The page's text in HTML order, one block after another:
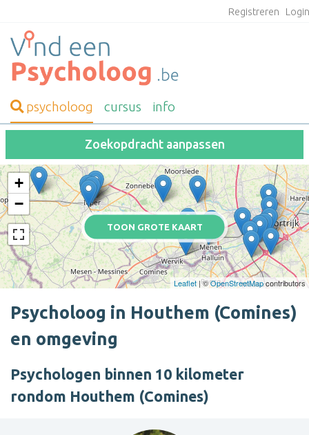
Registreren
psycholoog cursus info
Zoekopdracht aanpassen
TOON GROTE KAART
+
−
Leaflet | ©OpenStreetMapcontributors
Psycholoog in Houthem (Comines)
en omgeving
Psychologen binnen 10 kilometer
rondom Houthem (Comines)